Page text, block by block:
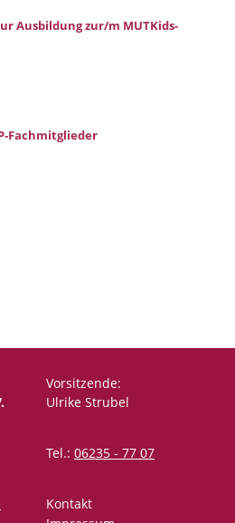
Ausbildung zur/m MUTKids-
Fachmitglieder
Vorsitzende:
Ulrike Strubel
Tel.: 06235 - 77 07
Kontakt